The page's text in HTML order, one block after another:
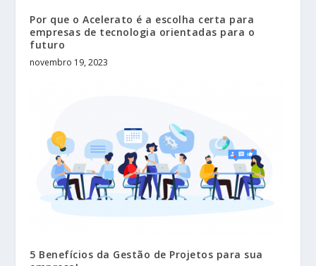
Por que o Acelerato é a escolha certa para
empresas de tecnologia orientadas para o
futuro
novembro 19, 2023
5 Benefícios da Gestão de Projetos para sua